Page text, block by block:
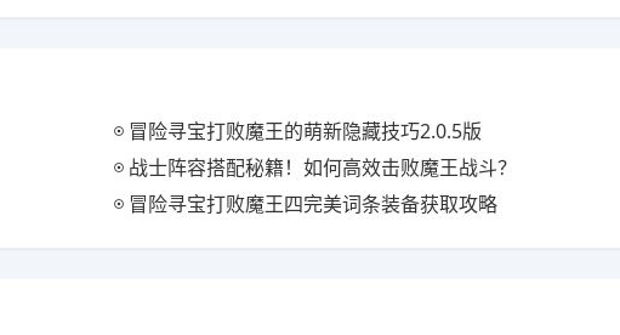
冒险寻宝打败魔王的萌新隐藏技巧2.0.5版
战士阵容搭配秘籍！如何高效击败魔王战斗？
冒险寻宝打败魔王四完美词条装备获取攻略